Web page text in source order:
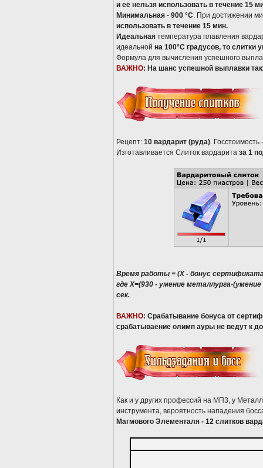
и её нельзя использовать в течение 15
Минимальная - 900 °C. При достижении
использовать в течение 15 мин.
Идеальная температура плавления
идеальной на 100°C градусов, то слитки
Формула для вычисления успешного
ВАЖНО: На шанс успешной выплавки
Рецепт: 10 вардарит (руда). Госстоимость
Изготавливается Слиток вардарита за 1
Время работы = (Х - бонус сертификата
где Х=(930 - умение металлурга-
сек.
ВАЖНО: Срабатывание бонуса от
срабатываение олимп ауры не ведут к
Как и у других профессий на МП3, у
инструмента, вероятность нападения
Магмового Элементаля - 12 слитков